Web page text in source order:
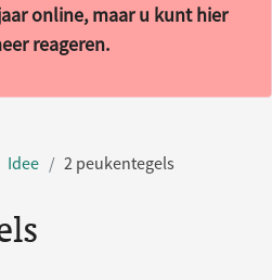
online, maar u kunt hier
reageren.
Idee 2 peukentegels